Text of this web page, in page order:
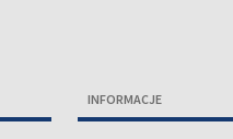
INFORMACJE